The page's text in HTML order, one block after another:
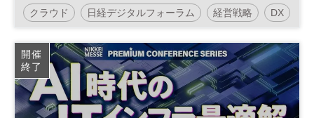
クラウド 日経デジタルフォーラム 経営戦略 DX
開催
終了